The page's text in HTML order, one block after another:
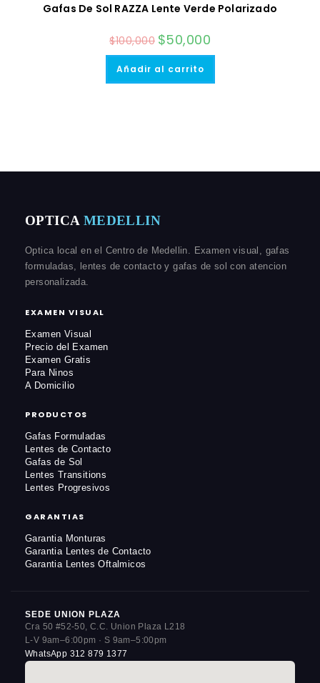
Gafas De Sol RAZZA Lente Verde Polarizado
$100,000 El
precio
original
era:
$50,000
actual
Añadir al carrito
OPTICA MEDELLIN
Optica local en el Centro de Medellin. Examen visual, gafas
formuladas, lentes de contacto y gafas de sol con atencion
personalizada.
EXAMEN VISUAL
Examen Visual
Precio del Examen
Examen Gratis
Para Ninos
A Domicilio
PRODUCTOS
Gafas Formuladas
Lentes de Contacto
Gafas de Sol
Lentes Transitions
Lentes Progresivos
GARANTIAS
Garantia Monturas
Garantia Lentes de Contacto
Garantia Lentes Oftalmicos
SEDE UNION PLAZA
Cra 50 #52-50, C.C. Union Plaza L218
L-V 9am–6:00pm · S 9am–5:00pm
WhatsApp 312 879 1377